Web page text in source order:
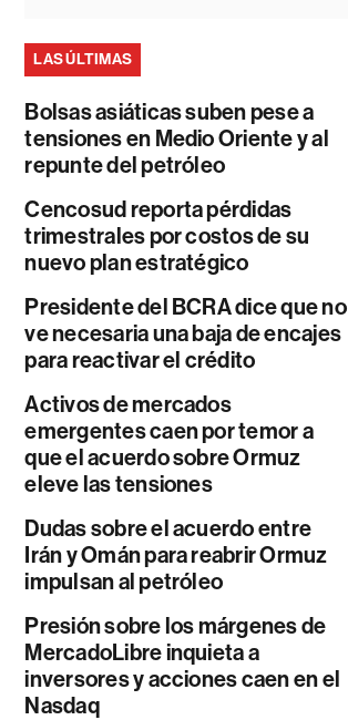
LAS ÚLTIMAS
Bolsas asiáticas suben pese a
tensiones en Medio Oriente y al
repunte del petróleo
Cencosud reporta pérdidas
trimestrales por costos de su
nuevo plan estratégico
Presidente del BCRA dice que no
ve necesaria una baja de encajes
para reactivar el crédito
Activos de mercados
emergentes caen por temor a
que el acuerdo sobre Ormuz
eleve las tensiones
Dudas sobre el acuerdo entre
Irán y Omán para reabrir Ormuz
impulsan al petróleo
Presión sobre los márgenes de
MercadoLibre inquieta a
inversores y acciones caen en el
Nasdaq